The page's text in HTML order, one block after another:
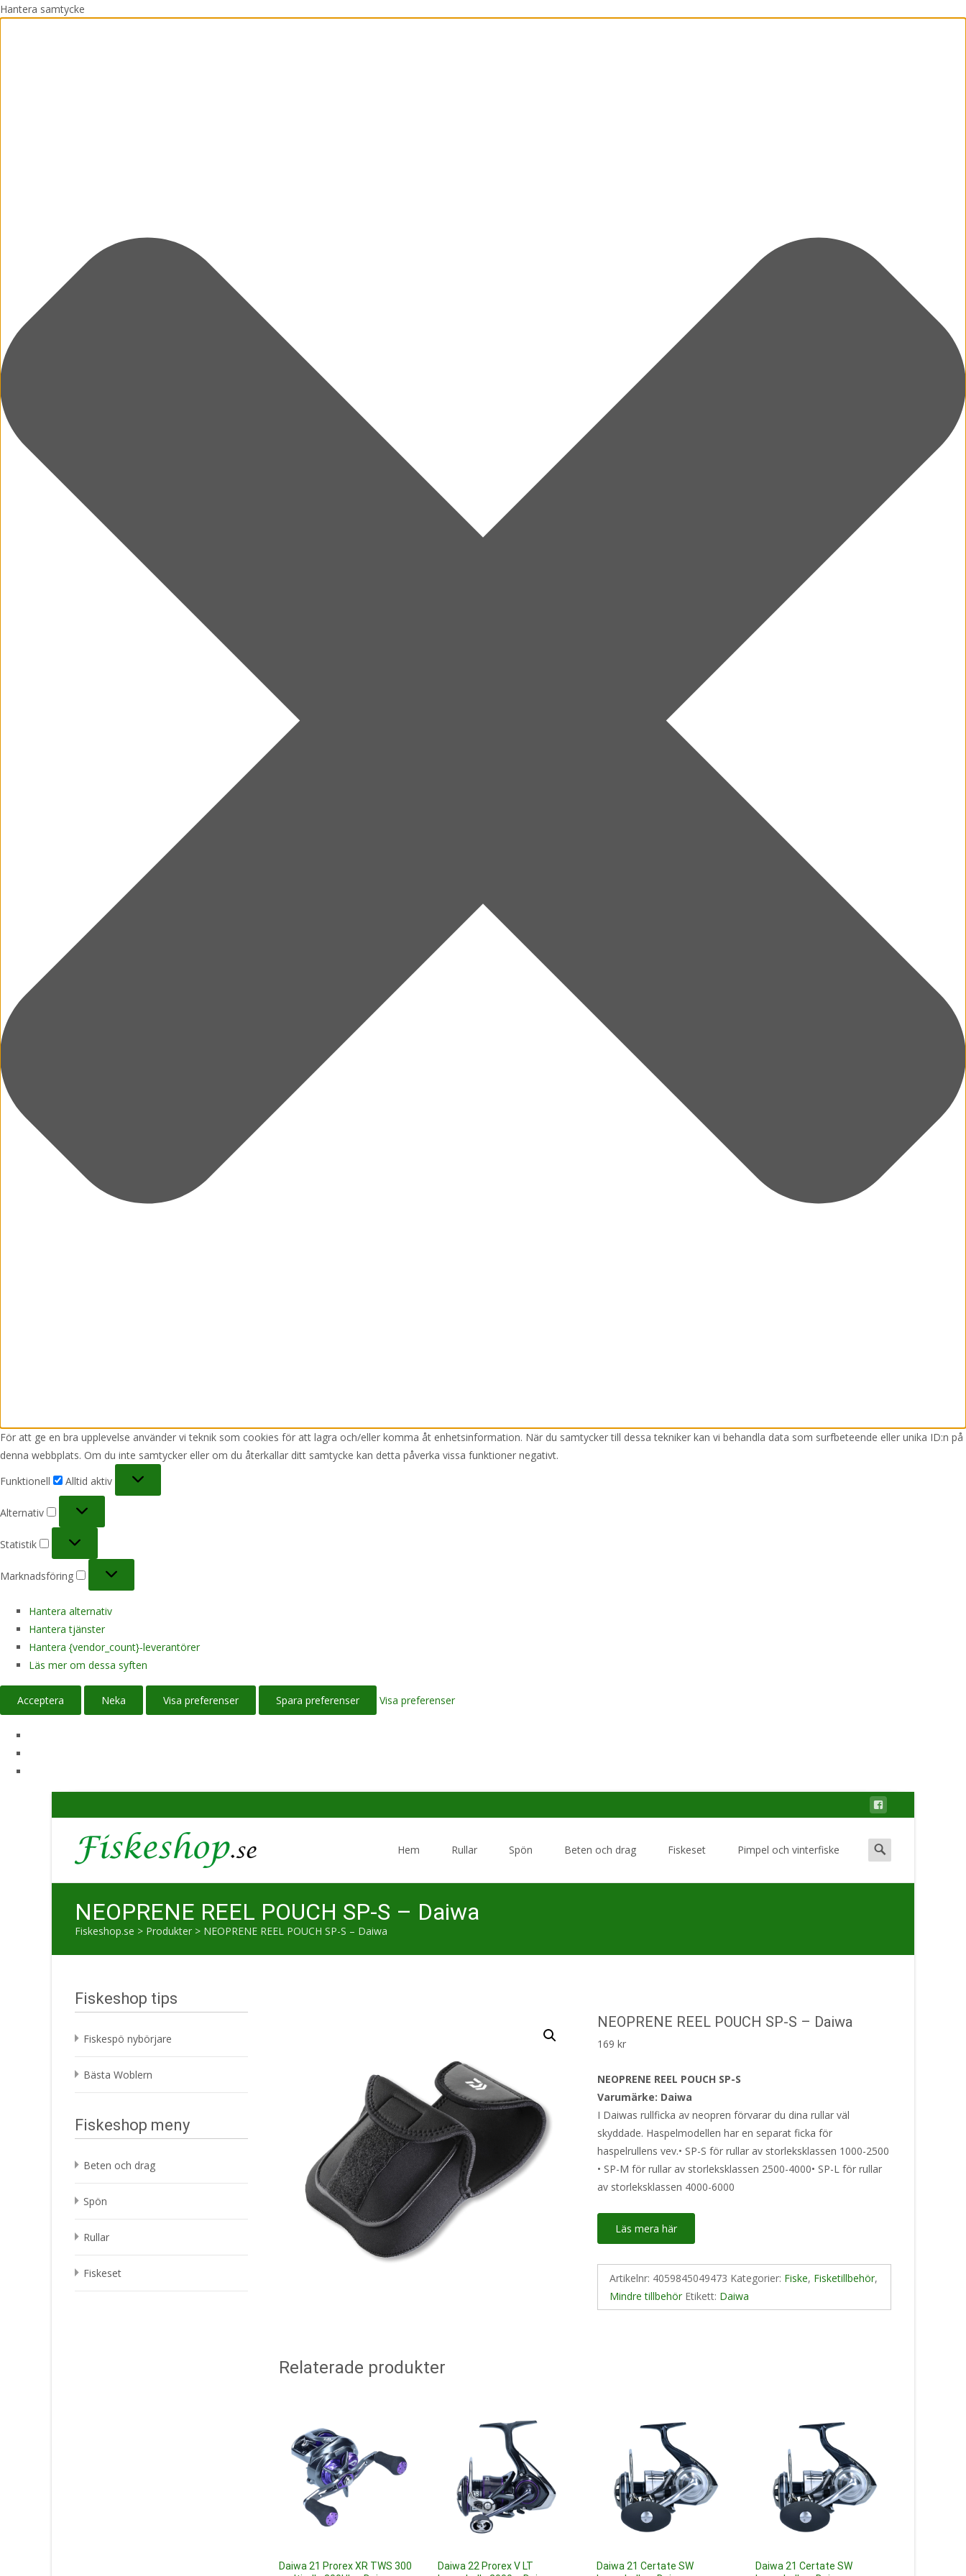
Hantera samtycke
För att ge en bra upplevelse använder vi teknik som cookies för att lagra och/eller komma åt enhetsinformation. När du samtycker till dessa tekniker kan vi behandla data som surfbeteende eller unika ID:n på
denna webbplats. Om du inte samtycker eller om du återkallar ditt samtycke kan detta påverka vissa funktioner negativt.
Funktionell
Alltid aktiv
Alternativ
Statistik
Marknadsföring
Hantera alternativ
Hantera tjänster
Hantera {vendor_count}-leverantörer
Läs mer om dessa syften
Acceptera Neka Visa preferenser Spara preferenser Visa preferenser
Hem Rullar Spön Beten och drag Fiskeset Pimpel och vinterfiske
Search
for:
NEOPRENE REEL POUCH SP-S – Daiwa
Fiskeshop.se > Produkter > NEOPRENE REEL POUCH SP-S – Daiwa
NEOPRENE REEL POUCH SP-S – Daiwa
169kr
NEOPRENE REEL POUCH SP-S
Varumärke: Daiwa
I Daiwas rullficka av neopren förvarar du dina rullar väl
skyddade. Haspelmodellen har en separat ficka för
haspelrullens vev.• SP-S för rullar av storleksklassen 1000-2500
• SP-M för rullar av storleksklassen 2500-4000• SP-L för rullar
av storleksklassen 4000-6000
Läs mera här
Artikelnr: 4059845049473 Kategorier: Fiske, Fisketillbehör,
Mindre tillbehör Etikett: Daiwa
Relaterade produkter
Daiwa 21 Prorex XR TWS 300
Daiwa 22 Prorex V LT
Daiwa 21 Certate SW
Daiwa 21 Certate SW
Fiskeshop tips
Fiskespö nybörjare
Bästa Woblern
Fiskeshop meny
Beten och drag
Spön
Rullar
Fiskeset